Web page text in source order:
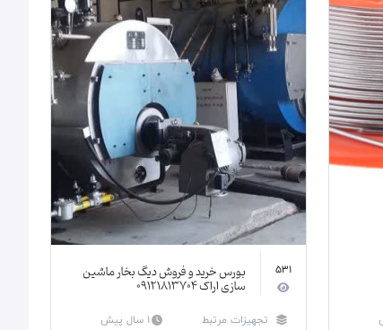
531 بورس خرید و فروش دیگ بخار ماشین
سازی اراک ۰۹۱۲۱۸۱۳۷۰۴
تجهیزات مرتبط 1 سال پیش